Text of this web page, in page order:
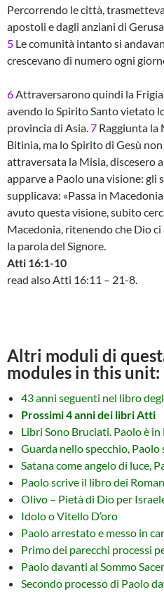
Percorrendo le città,
apostoli e dagli anziani di
5 Le comunità intanto si
crescevano di numero ogni
6Attraversarono quindi la Frigia
avendo lo Spirito Santo vietato
provincia di Asia.7 Raggiunta la
Bitinia, ma lo Spirito di Gesù
attraversata la Misia, discesero
apparve a Paolo una visione: gli
supplicava: «Passa in
avuto questa visione, subito
Macedonia, ritenendo che Dio
la parola del Signore.
Atti 16:1-10
read also Atti 16:11 – 21-8.
Altri moduli di
modules in this unit:
43 anni seguenti nel libro degl
Prossimi 4 anni dei libri Atti
Libri Sono Bruciati. Paolo è in
Guarda nello specchio,
Satana come angelo di luce,
Paolo scrive il libro dei
Olivo – Pietà di Dio per
Idolo o Vitello D’oro
Paolo arrestato e messo in
Primo dei parecchi processi
Paolo davanti al Sommo
Secondo processo di Paolo